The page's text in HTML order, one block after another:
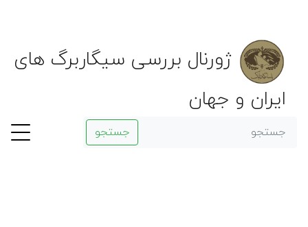
ژورنال بررسی سیگاربرگ های
ایران و جهان
جستجو